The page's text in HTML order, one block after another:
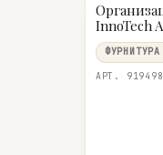
InnoTech
440,
ФУРНИТУРА
АРТ.